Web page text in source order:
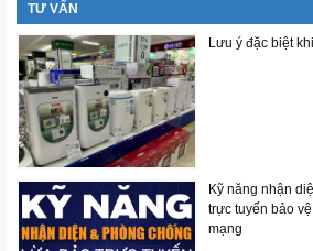
TƯ VẤN
Lưu ý đặc biệt
Kỹ năng nhận
trực tuyến bảo
mạng